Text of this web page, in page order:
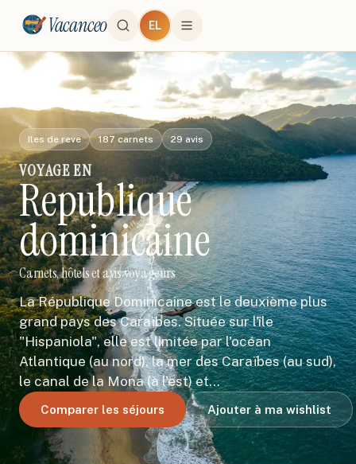
Vacanceo EL
Iles de reve 187 carnets 29 avis
VOYAGEEN
Republique
dominicaine
Carnets, hôtels et avis voyageurs
La République Dominicaine est le deuxième plus
grand pays des Caraïbes. Située sur l'île
"Hispaniola", elle est limitée par l'océan
Atlantique (au nord), la mer des Caraïbes (au sud),
le canal de la Mona (à l'est) et…
Comparer les séjours Ajouter à ma wishlist